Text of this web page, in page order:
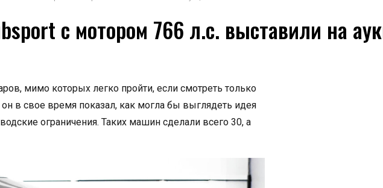
с мотором 766 л.с. выставили на
мимо которых легко пройти, если смотреть только
в свое время показал, как могла бы выглядеть идея
ограничения. Таких машин сделали всего 30, а